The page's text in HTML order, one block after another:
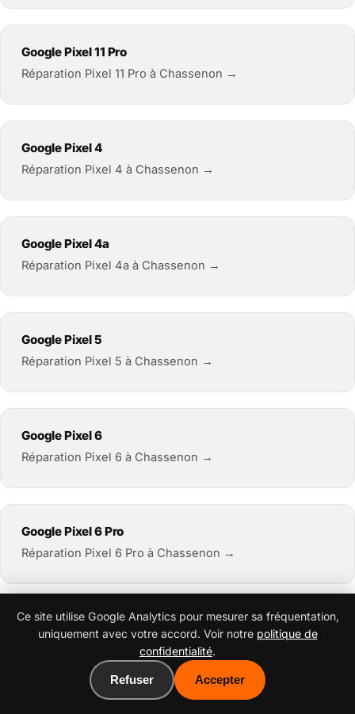
Google Pixel 11 Pro
Réparation Pixel 11 Pro à Chassenon →
Google Pixel 4
Réparation Pixel 4 à Chassenon →
Google Pixel 4a
Réparation Pixel 4a à Chassenon →
Google Pixel 5
Réparation Pixel 5 à Chassenon →
Google Pixel 6
Réparation Pixel 6 à Chassenon →
Google Pixel 6 Pro
Réparation Pixel 6 Pro à Chassenon →
Google Pixel 6a
Réparation Pixel 6a à Chassenon →
Ce site utilise Google Analytics pour mesurer sa fréquentation,
uniquement avec votre accord. Voir notre politique de
confidentialité.
Refuser Accepter